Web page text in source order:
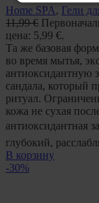
Home SPA, Гели
11,99€
цена: 5,99 €.
Та же базовая
во время мытья,
антиоксидантную
сандала, который
ритуал.
кожа не сухая
антиоксидантная
глубокий,
В корзину
-30%